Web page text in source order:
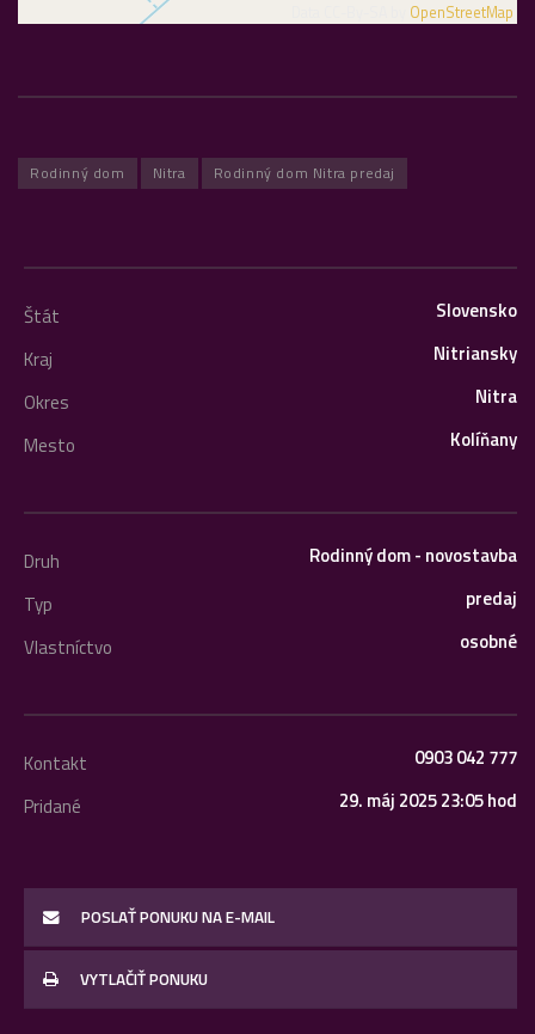
OpenStreetMap
Rodinný dom Nitra Rodinný dom Nitra predaj
Štát
Slovensko
Kraj
Nitriansky
Okres
Nitra
Mesto
Kolíňany
Druh
Rodinný dom - novostavba
Typ
predaj
Vlastníctvo
osobné
Kontakt
0903 042 777
Pridané
29. máj 2025 23:05 hod
POSLAŤ PONUKU NA E-MAIL
VYTLAČIŤ PONUKU